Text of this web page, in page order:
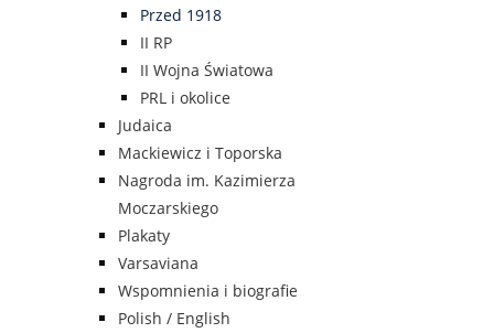
Przed 1918
II RP
II Wojna Światowa
PRL i okolice
Judaica
Mackiewicz i Toporska
Nagroda im. Kazimierza
Moczarskiego
Plakaty
Varsaviana
Wspomnienia i biografie
Polish / English